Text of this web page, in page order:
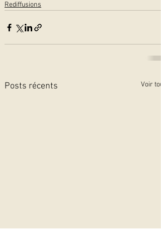
Rediffusions
Posts récents Voir tout